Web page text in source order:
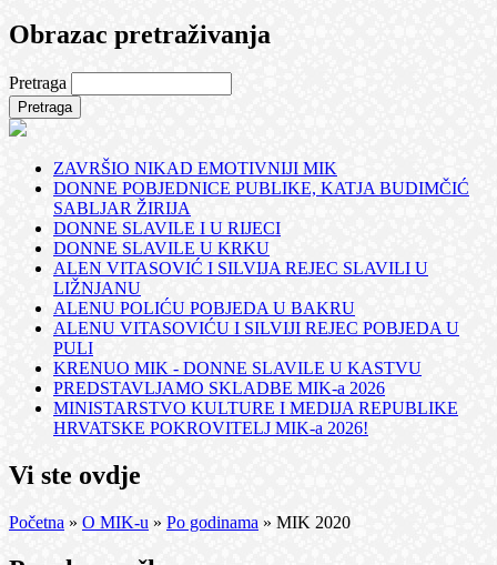
Obrazac pretraživanja
Pretraga
ZAVRŠIO NIKAD EMOTIVNIJI MIK
DONNE POBJEDNICE PUBLIKE, KATJA BUDIMČIĆ
SABLJAR ŽIRIJA
DONNE SLAVILE I U RIJECI
DONNE SLAVILE U KRKU
ALEN VITASOVIĆ I SILVIJA REJEC SLAVILI U
LIŽNJANU
ALENU POLIĆU POBJEDA U BAKRU
ALENU VITASOVIĆU I SILVIJI REJEC POBJEDA U
PULI
KRENUO MIK - DONNE SLAVILE U KASTVU
PREDSTAVLJAMO SKLADBE MIK-a 2026
MINISTARSTVO KULTURE I MEDIJA REPUBLIKE
HRVATSKE POKROVITELJ MIK-a 2026!
Vi ste ovdje
Početna » O MIK-u » Po godinama » MIK 2020